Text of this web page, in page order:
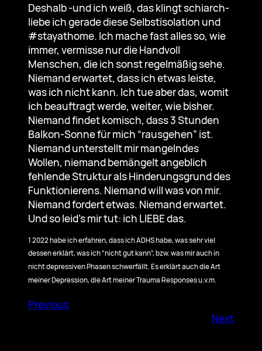
Deshalb -und ich weiß, das klingt schiarch-
liebe ich gerade diese Selbstisolation und
#stayathome. Ich mache fast alles so, wie
immer, vermisse nur die Handvoll
Menschen, die ich sonst regelmäßig sehe.
Niemand erwartet, dass ich etwas leiste,
was ich nicht kann. Ich tue aber das, womit
ich beauftragt werde, weiter, wie bisher.
Niemand findet komisch, dass 3 Stunden
Balkon-Sonne für mich “rausgehen” ist.
Niemand unterstellt mir mangelndes
Wollen, niemand bemängelt angeblich
fehlende Struktur als Hinderungsgrund des
Funktionierens. Niemand will was von mir.
Niemand fordert etwas. Niemand erwartet.
Und so leid’s mir tut: ich LIEBE das.
1 2022 habe ich erfahren, dass ich ADHS habe, was sehr viel
dessen erklärt, was ich “nicht gut kann”, bzw. was mir auch in
nicht depressiven Phasen schwerfällt. Es erklärt auch die Art
meiner Depression, die Art meiner Trauma Responses u.v.m.
Previous
Next